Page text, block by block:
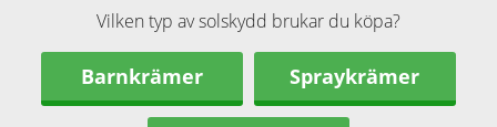
Vilken typ av solskydd brukar du köpa?
Barnkrämer Spraykrämer